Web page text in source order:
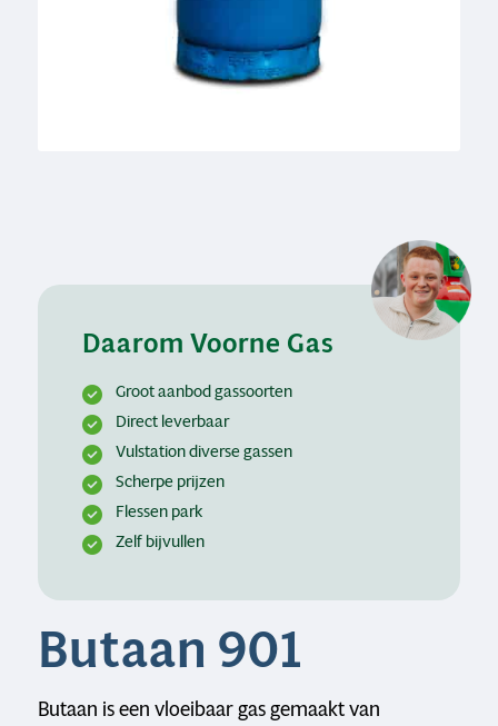
Daarom Voorne Gas
Groot aanbod gassoorten
Direct leverbaar
Vulstation diverse gassen
Scherpe prijzen
Flessen park
Zelf bijvullen
Butaan 901
Butaan is een vloeibaar gas gemaakt van